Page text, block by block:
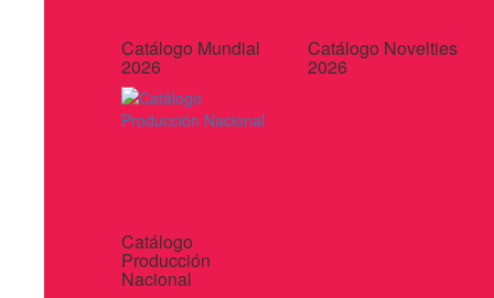
Catálogo Mundial
2026
Catálogo Novelties
2026
Catálogo
Producción
Nacional